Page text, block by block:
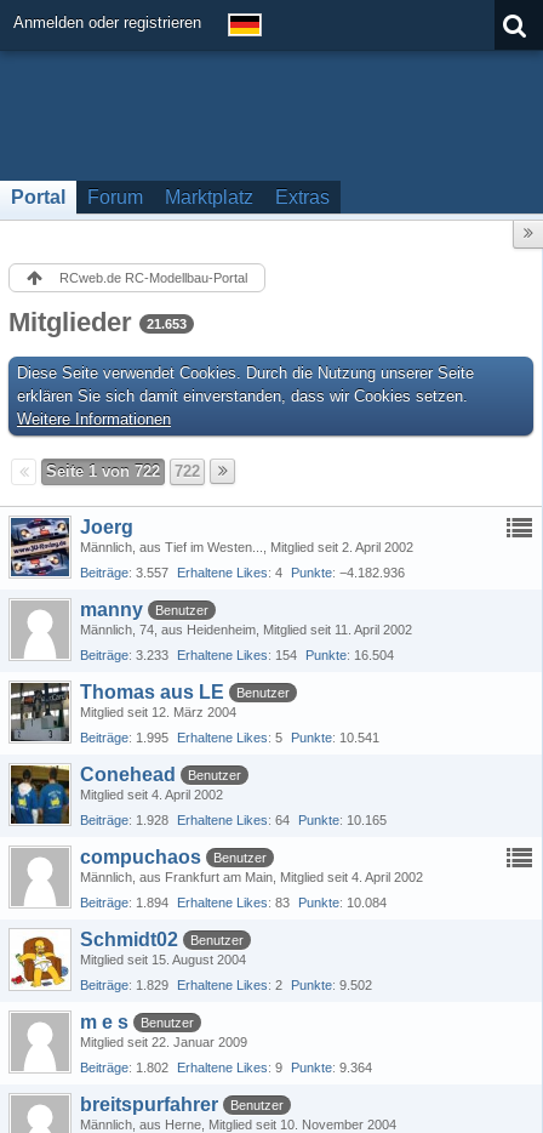
Anmelden oder registrieren
Portal Forum Marktplatz Extras
RCweb.de RC-Modellbau-Portal
Mitglieder 21.653
Diese Seite verwendet Cookies. Durch die Nutzung unserer Seite
erklären Sie sich damit einverstanden, dass wir Cookies setzen.
Weitere Informationen
Seite 1 von 722 722
Joerg
Männlich aus Tief im Westen...
Mitglied seit 2. April 2002
Beiträge 3.557 Erhaltene Likes 4 Punkte −4.182.936
manny
Benutzer
Männlich 74 aus Heidenheim Mitglied seit 11. April 2002
Beiträge 3.233 Erhaltene Likes 154 Punkte 16.504
Thomas aus LE
Benutzer
Mitglied seit 12. März 2004
Beiträge 1.995 Erhaltene Likes 5 Punkte 10.541
Conehead
Benutzer
Mitglied seit 4. April 2002
Beiträge 1.928 Erhaltene Likes 64 Punkte 10.165
compuchaos
Benutzer
Männlich aus Frankfurt am Main Mitglied seit 4. April 2002
Beiträge 1.894 Erhaltene Likes 83 Punkte 10.084
Schmidt02
Benutzer
Mitglied seit 15. August 2004
Beiträge 1.829 Erhaltene Likes 2 Punkte 9.502
m e s
Benutzer
Mitglied seit 22. Januar 2009
Beiträge 1.802 Erhaltene Likes 9 Punkte 9.364
breitspurfahrer
Benutzer
Männlich aus Herne Mitglied seit 10. November 2004